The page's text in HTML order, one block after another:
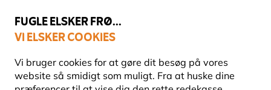
FUGLE ELSKER FRØ...
VI ELSKER COOKIES
Vi bruger cookies for at gøre dit besøg på vores
website så smidigt som muligt. Fra at huske dine
Topbedømt i 11 lande
Fri fragt over 499 kr.